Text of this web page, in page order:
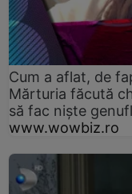
Cum a aflat, de
Mărturia făcută
să fac niște
www.wowbiz.ro